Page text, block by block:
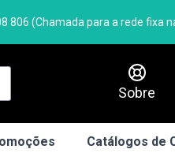
806 (Chamada para a rede fixa
Sobre
Catálogos de